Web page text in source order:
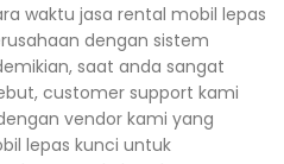
waktu jasa rental mobil lepas
dengan sistem
saat anda sangat
customer support kami
vendor kami yang
lepas kunci untuk